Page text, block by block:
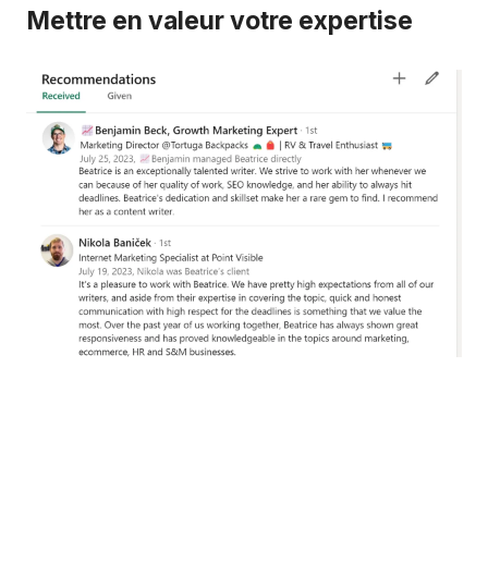
Mettre en valeur votre expertise